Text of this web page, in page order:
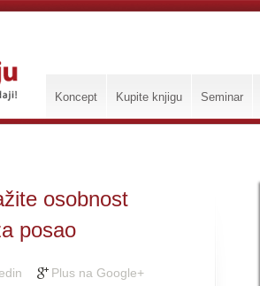
Koncept Kupite knjigu Seminar
osobnost
posao
Plus na Google+